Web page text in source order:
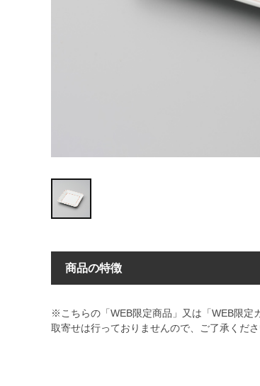
商品の特徴
※こちらの「WEB限定商品」又は「WEB限定
取寄せは行っておりませんので、ご了承くださ